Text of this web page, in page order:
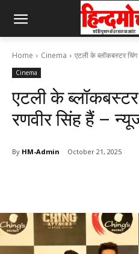
Home Cinema एटली के ब्लॉकबस्टर चिंग
Cinema
एटली के ब्लॉकबस्टर
रणवीर सिंह हैं –
By HM-Admin October 21, 2025